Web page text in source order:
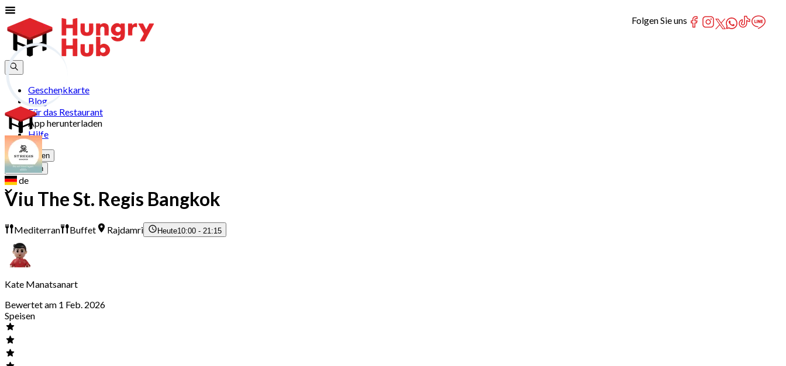
Geschenkkarte
Blog
Für das Restaurant
App herunterladen
Hilfe
Registrieren
Anmelden
de
Viu The St. Regis Bangkok
Mediterran Buffet Rajdamri Heute10:00 - 21:15
Kate Manatsanart
Bewertet am 1 Feb. 2026
Speisen
Folgen Sie uns